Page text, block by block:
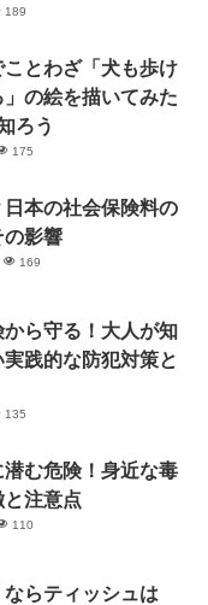
189
とわざ「犬も歩け
の絵を描いてみた
ろう
175
本の社会保険料の
の影響
169
ら守る！大人が知
践的な防犯対策と
135
む危険！身近な毒
注意点
110
らティッシュは